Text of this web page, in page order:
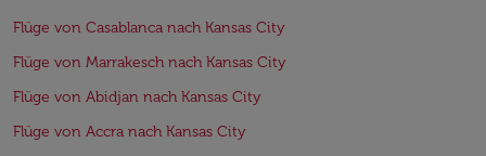
Flüge von Casablanca nach Kansas City
Flüge von Marrakesch nach Kansas City
Flüge von Abidjan nach Kansas City
Flüge von Accra nach Kansas City